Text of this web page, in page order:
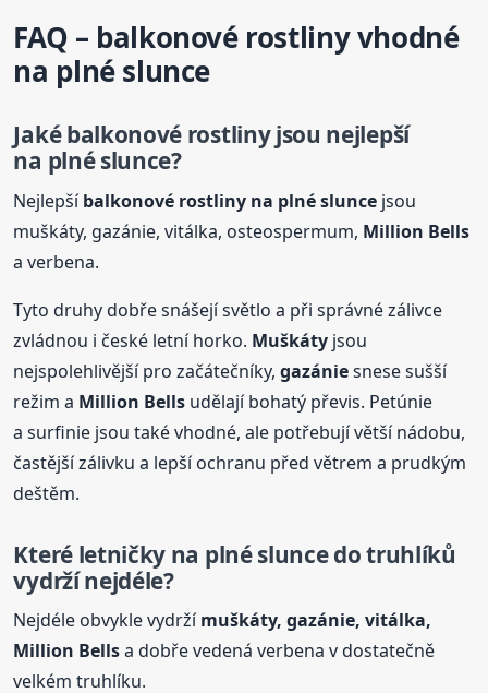
FAQ – balkonové rostliny vhodné
na plné slunce
Jaké balkonové rostliny jsou nejlepší
na plné slunce?
Nejlepšíbalkonové rostliny na plné slunce jsou
muškáty, gazánie, vitálka, osteospermum, Million Bells
a verbena.
Tyto druhy dobře snášejí světlo a při správné zálivce
zvládnou i české letní horko. Muškáty jsou
nejspolehlivější pro začátečníky,gazániesnese sušší
režim a Million Bells udělají bohatý převis. Petúnie
a surfinie jsou také vhodné, ale potřebují větší nádobu,
častější zálivku a lepší ochranu před větrem a prudkým
deštěm.
Které letničky na plné slunce do truhlíků
vydrží nejdéle?
Nejdéle obvykle vydržímuškáty, gazánie, vitálka,
Million Bellsa dobře vedená verbena v dostatečně
velkém truhlíku.